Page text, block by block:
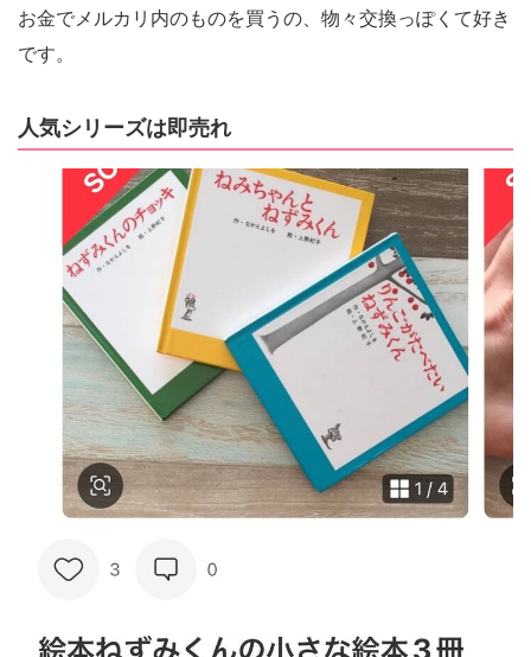
お金でメルカリ内のものを買うの、物々交換っぽくて好き
です。
人気シリーズは即売れ